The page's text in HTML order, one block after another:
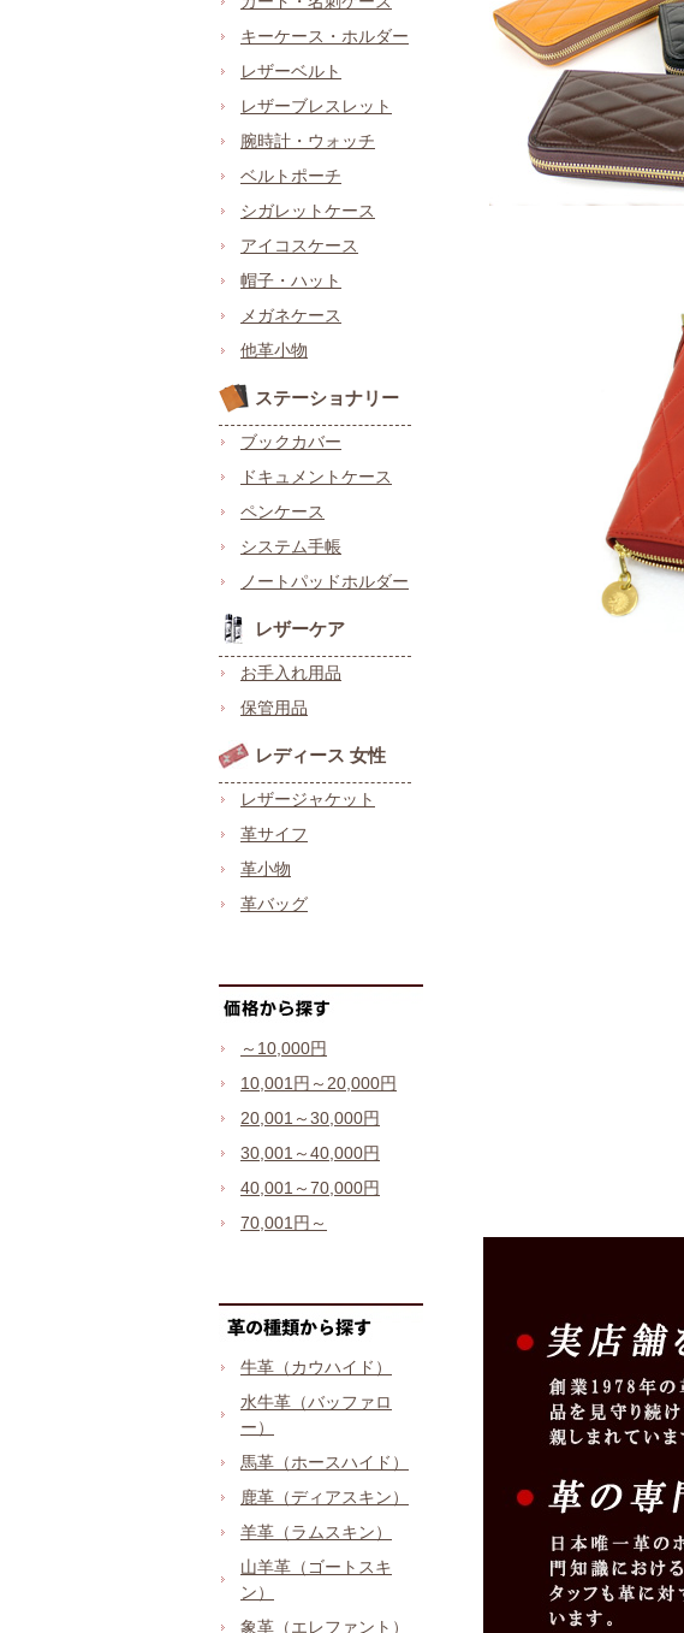
キーケース・ホルダー
レザーベルト
レザーブレスレット
腕時計・ウォッチ
ベルトポーチ
シガレットケース
アイコスケース
帽子・ハット
メガネケース
他革小物
ステーショナリー
ブックカバー
ドキュメントケース
ペンケース
システム手帳
ノートパッドホルダー
レザーケア
お手入れ用品
保管用品
レディース 女性
レザージャケット
革サイフ
革小物
革バッグ
～10,000円
10,001円～20,000円
20,001～30,000円
30,001～40,000円
40,001～70,000円
70,001円～
牛革（カウハイド）
水牛革（バッファロ
ー）
馬革（ホースハイド）
鹿革（ディアスキン）
羊革（ラムスキン）
山羊革（ゴートスキ
ン）
象革（エレファント）